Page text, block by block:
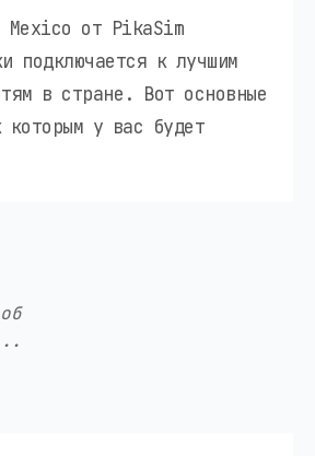
Mexico от PikaSim
подключается к лучшим
в стране. Вот основные
которым у вас будет